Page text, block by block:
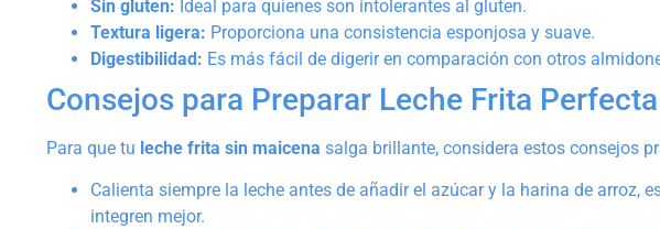
Sin gluten: Ideal para quienes son intolerantes al gluten.
Textura ligera: Proporciona una consistencia esponjosa y suave.
Digestibilidad: Es más fácil de digerir en comparación con otros
Consejos para Preparar Leche Frita Perfecta
Para que tu leche frita sin maicena salga brillante, considera estos consejos
Calienta siempre la leche antes de añadir el azúcar y la harina de arroz,
integren mejor.